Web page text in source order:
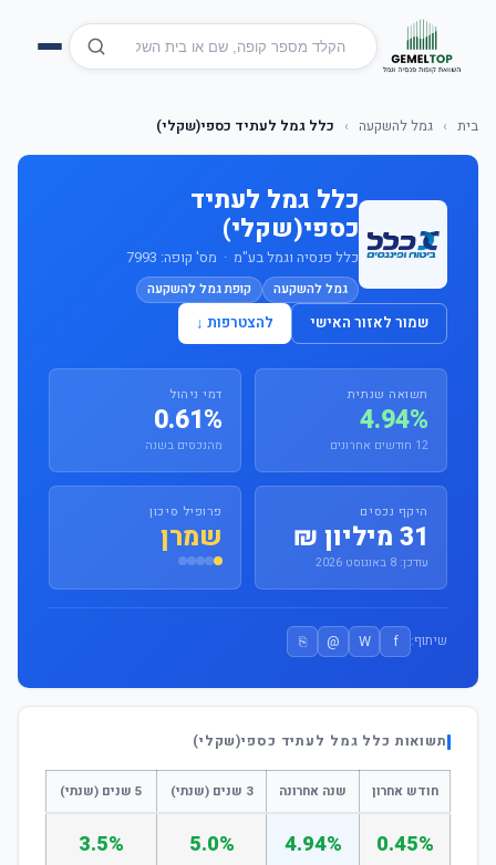
בית › גמל להשקעה › כלל גמל לעתיד כספי(שקלי)
כלל גמל לעתיד
כספי(שקלי)
כלל פנסיה וגמל בע"מ · מס' קופה: 7993
גמל להשקעה קופת גמל להשקעה
שמור לאזור האישי להצטרפות ↓
תשואה שנתית
4.94%
12 חודשים אחרונים
דמי ניהול
0.61%
מהנכסים בשנה
היקף נכסים
31 מיליון ₪
עודכן: 8 באוגוסט 2026
פרופיל סיכון
שמרן
שיתוף: f
W
@
⎘
תשואות כלל גמל לעתיד כספי(שקלי)
חודש אחרון שנה אחרונה 3 שנים (שנתי) 5 שנים (שנתי)
0.45%
4.94%
5.0%
3.5%